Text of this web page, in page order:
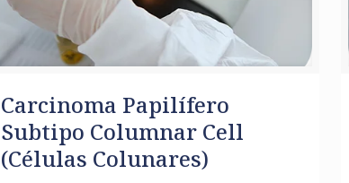
Carcinoma Papilífero
Subtipo Columnar Cell
(Células Colunares)